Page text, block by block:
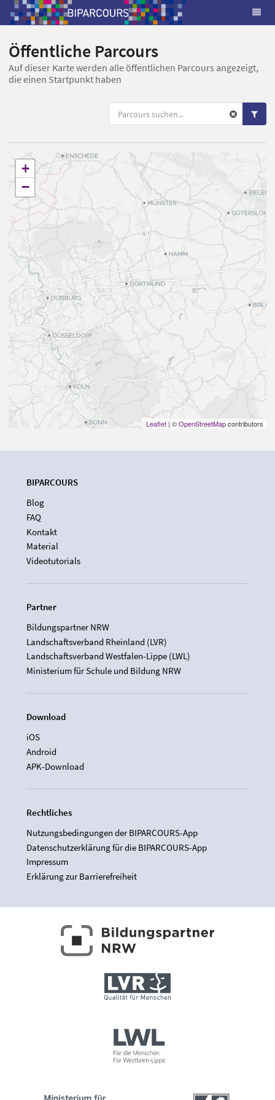
Öffentliche Parcours
Auf dieser Karte werden alle öffentlichen Parcours angezeigt,
die einen Startpunkt haben
+
−
Leaflet | ©OpenStreetMapcontributors
BIPARCOURS
Blog
FAQ
Kontakt
Material
Videotutorials
Partner
Bildungspartner NRW
Landschaftsverband Rheinland (LVR)
Landschaftsverband Westfalen-Lippe (LWL)
Ministerium für Schule und Bildung NRW
Download
iOS
Android
APK-Download
Rechtliches
Nutzungsbedingungen der BIPARCOURS-App
Datenschutzerklärung für die BIPARCOURS-App
Impressum
Erklärung zur Barrierefreiheit